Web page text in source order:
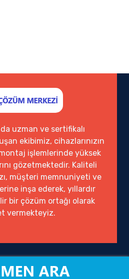
uzman ve sertifikalı
ekibimiz, cihazlarınızın
montaj işlemlerinde yüksek
gözetmektedir. Kaliteli
müşteri memnuniyeti ve
inşa ederek, yıllardır
bir çözüm ortağı olarak
vermekteyiz.